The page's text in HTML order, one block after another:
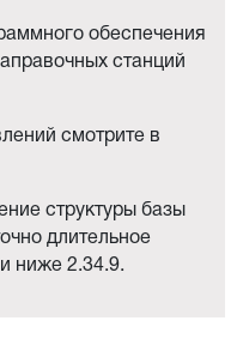
обеспечения
станций
смотрите в
структуры базы
длительное
ниже 2.34.9.